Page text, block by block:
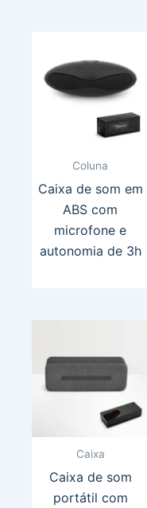
Coluna
Caixa de som em
ABS com
microfone e
autonomia de 3h
Caixa
Caixa de som
portátil com